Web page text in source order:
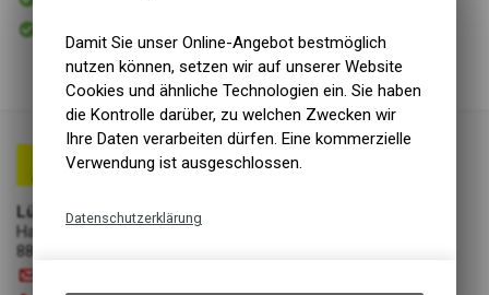
Abholung Lüscher Motor- & Bike World
Lüscher Motor- & Bike World
Hauptstrasse 29a
8867 Niederurnen
Damit Sie unser Online-Angebot bestmöglich
nutzen können, setzen wir auf unserer Website
Cookies und ähnliche Technologien ein. Sie haben
die Kontrolle darüber, zu welchen Zwecken wir
Ihre Daten verarbeiten dürfen. Eine kommerzielle
Verwendung ist ausgeschlossen.
Datenschutzerklärung